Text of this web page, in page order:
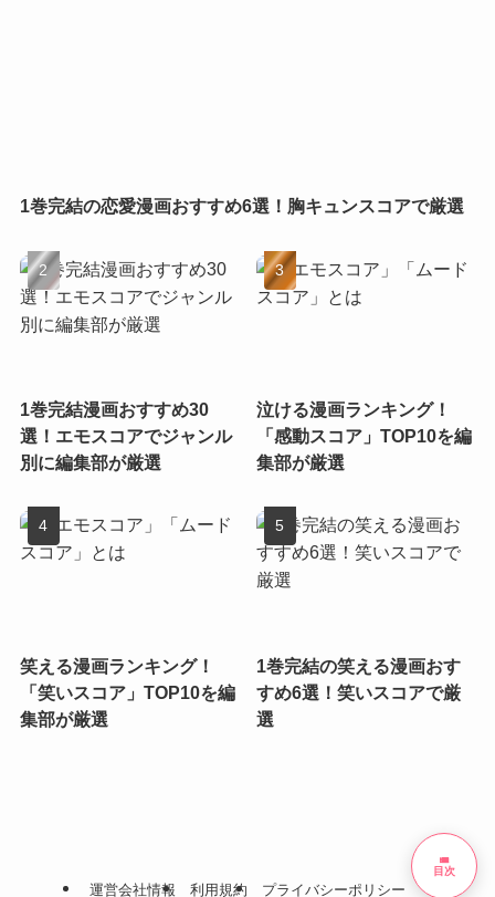
1巻完結の恋愛漫画おすすめ6選！胸キュンスコアで厳選
1巻完結漫画おすすめ30
選！エモスコアでジャンル
別に編集部が厳選
泣ける漫画ランキング！
「感動スコア」TOP10を編
集部が厳選
笑える漫画ランキング！
「笑いスコア」TOP10を編
集部が厳選
1巻完結の笑える漫画おす
すめ6選！笑いスコアで厳
選
運営会社情報 利用規約 プライバシーポリシー
list
目次